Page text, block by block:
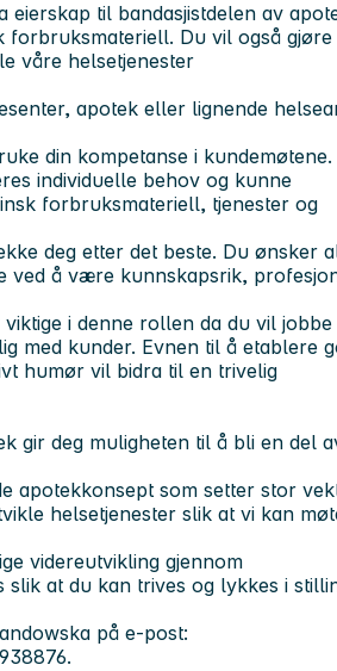
til bandasjistdelen av
forbruksmateriell. Du vil også
våre helsetjenester
apotek eller lignende
din kompetanse i
individuelle behov og kunne
forbruksmateriell, tjenester og
deg etter det beste. Du ønsker
ved å være kunnskapsrik,
i denne rollen da du vil jobbe
med kunder. Evnen til å etablere
humør vil bidra til en trivelig
gir deg muligheten til å bli en del
apotekkonsept som setter stor
helsetjenester slik at vi kan
videreutvikling gjennom
at du kan trives og lykkes i
på e-post: